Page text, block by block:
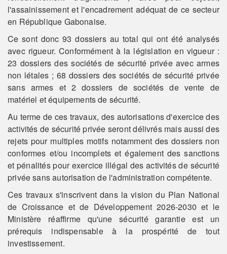
l'assainissement et l'encadrement adéquat de ce secteur
en République Gabonaise.
Ce sont donc 93 dossiers au total qui ont été analysés
avec rigueur. Conformément à la législation en vigueur :
23 dossiers des sociétés de sécurité privée avec armes
non létales ; 68 dossiers des sociétés de sécurité privée
sans armes et 2 dossiers de sociétés de vente de
matériel et équipements de sécurité.
Au terme de ces travaux, des autorisations d'exercice des
activités de sécurité privée seront délivrés mais aussi des
rejets pour multiples motifs notamment des dossiers non
conformes et/ou incomplets et également des sanctions
et pénalités pour exercice illégal des activités de sécurité
privée sans autorisation de l'administration compétente.
Ces travaux s'inscrivent dans la vision du Plan National
de Croissance et de Développement 2026-2030 et le
Ministère réaffirme qu'une sécurité garantie est un
prérequis indispensable à la prospérité de tout
investissement.